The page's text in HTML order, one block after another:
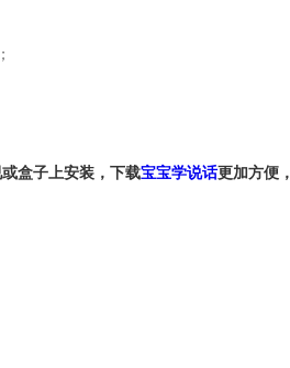
盒子上安装，下载宝宝学说话更加方便，